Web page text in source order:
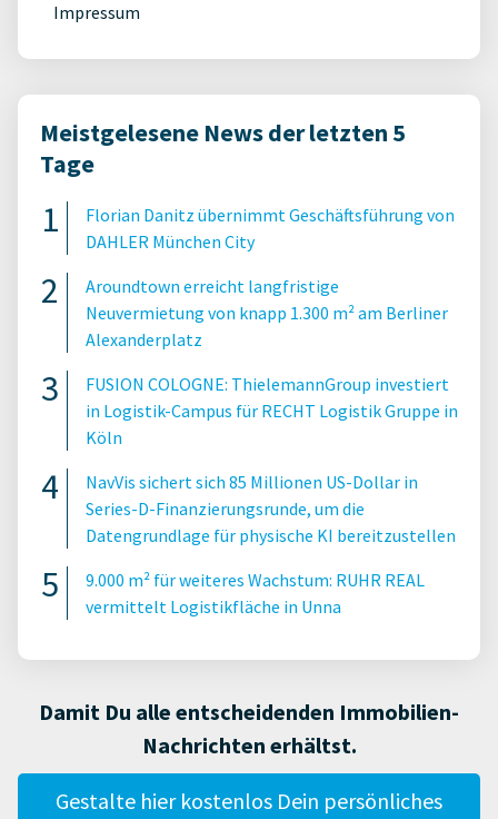
Impressum
Meistgelesene News der letzten 5
Tage
Florian Danitz übernimmt Geschäftsführung von
DAHLER München City
Aroundtown erreicht langfristige
Neuvermietung von knapp 1.300 m² am Berliner
Alexanderplatz
FUSION COLOGNE: ThielemannGroup investiert
in Logistik-Campus für RECHT Logistik Gruppe in
Köln
NavVis sichert sich 85 Millionen US-Dollar in
Series-D-Finanzierungsrunde, um die
Datengrundlage für physische KI bereitzustellen
9.000 m² für weiteres Wachstum: RUHR REAL
vermittelt Logistikfläche in Unna
Damit Du alle entscheidenden Immobilien-
Nachrichten erhältst.
Gestalte hier kostenlos Dein persönliches